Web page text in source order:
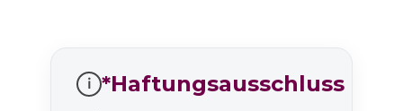
i *Haftungsausschluss